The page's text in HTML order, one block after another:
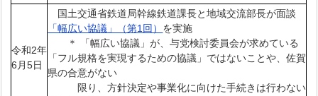
令和2年
6月5日
国土交通省鉄道局幹線鉄道課長と地域交流部長が面談
「幅広い協議」（第1回） を実施
＊ 「幅広い協議」が、与党検討委員会が求めている
「フル規格を実現するための協議」ではないことや、佐賀
県の合意がない
限り、方針決定や事業化に向けた手続きは行わない